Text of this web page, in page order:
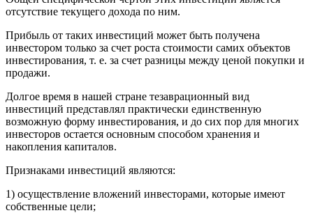
отсутствие текущего дохода по ним.
Прибыль от таких инвестиций может быть получена
инвестором только за счет роста стоимости самих объектов
инвестирования, т. е. за счет разницы между ценой покупки и
продажи.
Долгое время в нашей стране тезаврационный вид
инвестиций представлял практически единственную
возможную форму инвестирования, и до сих пор для многих
инвесторов остается основным способом хранения и
накопления капиталов.
Признаками инвестиций являются:
1) осуществление вложений инвесторами, которые имеют
собственные цели;